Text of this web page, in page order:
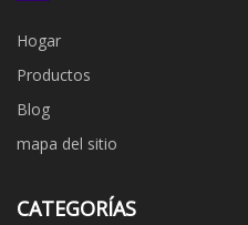
Hogar
Productos
Blog
mapa del sitio
CATEGORÍAS